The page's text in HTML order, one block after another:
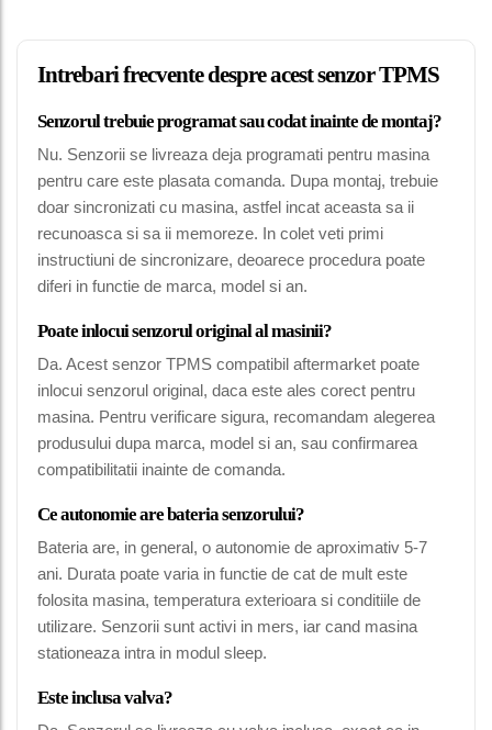
Intrebari frecvente despre acest senzor TPMS
Senzorul trebuie programat sau codat inainte de montaj?
Nu. Senzorii se livreaza deja programati pentru masina
pentru care este plasata comanda. Dupa montaj, trebuie
doar sincronizati cu masina, astfel incat aceasta sa ii
recunoasca si sa ii memoreze. In colet veti primi
instructiuni de sincronizare, deoarece procedura poate
diferi in functie de marca, model si an.
Poate inlocui senzorul original al masinii?
Da. Acest senzor TPMS compatibil aftermarket poate
inlocui senzorul original, daca este ales corect pentru
masina. Pentru verificare sigura, recomandam alegerea
produsului dupa marca, model si an, sau confirmarea
compatibilitatii inainte de comanda.
Ce autonomie are bateria senzorului?
Bateria are, in general, o autonomie de aproximativ 5-7
ani. Durata poate varia in functie de cat de mult este
folosita masina, temperatura exterioara si conditiile de
utilizare. Senzorii sunt activi in mers, iar cand masina
stationeaza intra in modul sleep.
Este inclusa valva?